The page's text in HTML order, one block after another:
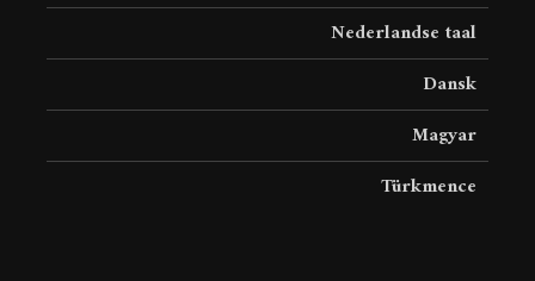
Nederlandse taal
Dansk
Magyar
Türkmence